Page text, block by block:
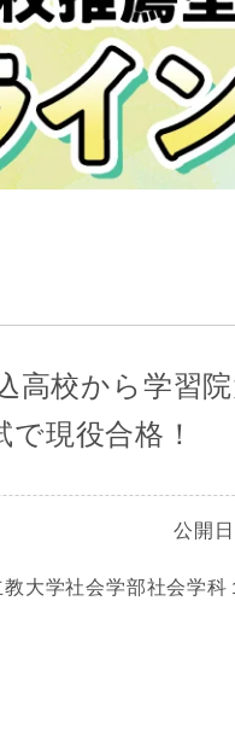
高校から学習
現役合格！
公開
大学社会学部社会学科